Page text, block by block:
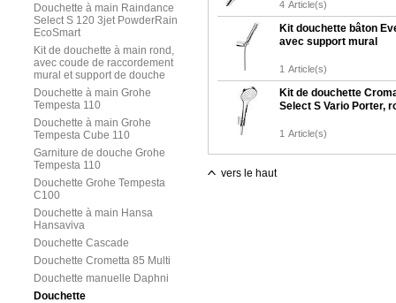
Douchette à main Raindance
Select S 120 3jet PowderRain
EcoSmart
Kit de douchette à main rond,
avec coude de raccordement
mural et support de douche
Douchette à main Grohe
Tempesta 110
Douchette à main Grohe
Tempesta Cube 110
Garniture de douche Grohe
Tempesta 110
Douchette Grohe Tempesta
C100
Douchette à main Hansa
Hansaviva
Douchette Cascade
Douchette Crometta 85 Multi
Douchette manuelle Daphni
Douchette
4 Article(s)
Kit douchette bâton
avec support mural
1 Article(s)
Kit de douchette
Select S Vario Porter,
1 Article(s)
vers le haut